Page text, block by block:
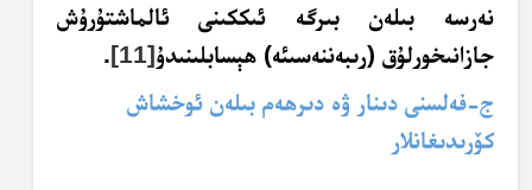
نەرسە بىلەن بىرگە ئىككىنى ئالماشتۇرۇش
جازانىخورلۇق (رىبەننەسىئە) ھېسابلىنىدۇ[11]
.
ج-فەلسنى دىنار ۋە دىرھەم بىلەن ئوخشاش
كۆرىدىغانلار